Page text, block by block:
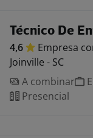
Técnico De
4,6 Empresa
Joinville - SC
A combinar
Presencial